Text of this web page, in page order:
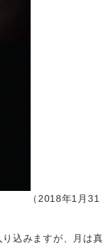
（2018年1月31
込みますが、月は真